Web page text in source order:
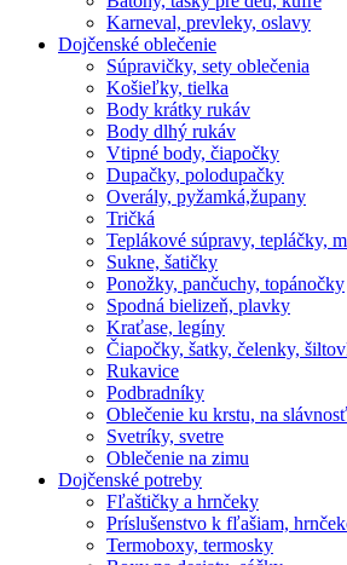
Karneval, prevleky, oslavy
Dojčenské oblečenie
Súpravičky, sety oblečenia
Košieľky, tielka
Body krátky rukáv
Body dlhý rukáv
Vtipné body, čiapočky
Dupačky, polodupačky
Overály, pyžamká,župany
Tričká
Teplákové súpravy, tepláčky,
Sukne, šatičky
Ponožky, pančuchy, topánočky
Spodná bielizeň, plavky
Kraťase, legíny
Čiapočky, šatky, čelenky,
Rukavice
Podbradníky
Oblečenie ku krstu, na slávnosť
Svetríky, svetre
Oblečenie na zimu
Dojčenské potreby
Fľaštičky a hrnčeky
Príslušenstvo k fľašiam,
Termoboxy, termosky